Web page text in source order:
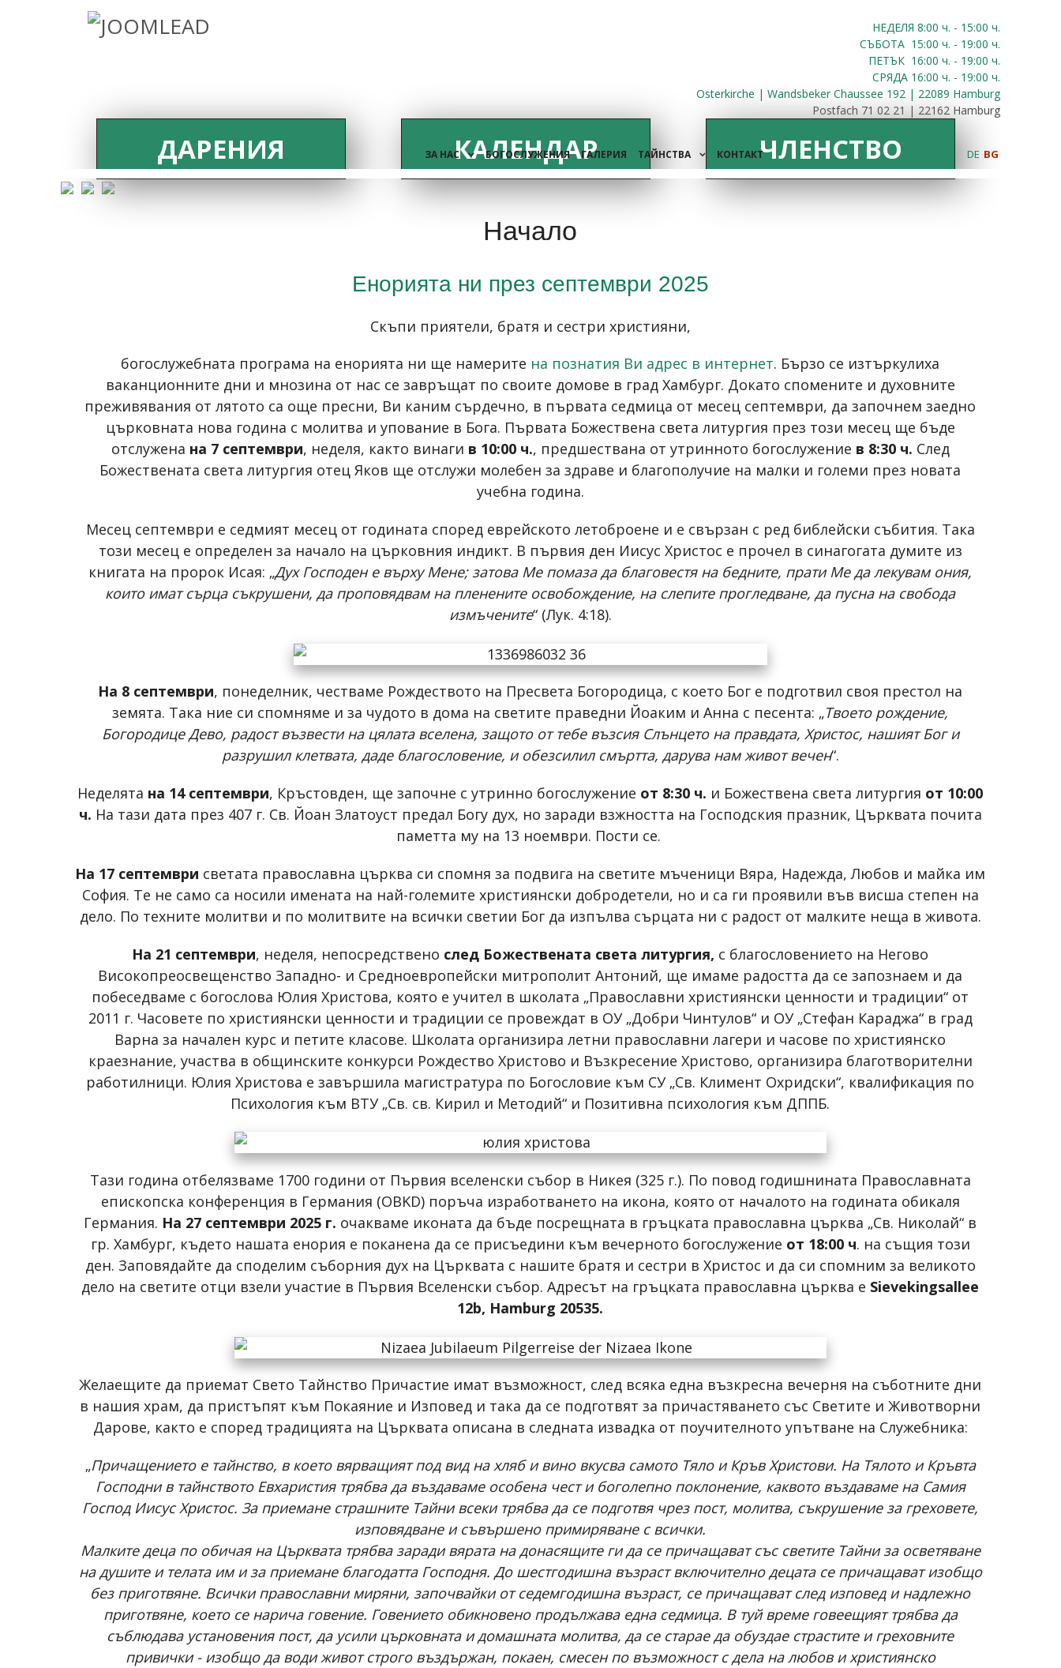
НЕДЕЛЯ 8:00 ч. - 15:00 ч.
СЪБОТА 15:00 ч. - 19:00 ч.
ПЕТЪК 16:00 ч. - 19:00 ч.
СРЯДА 16:00 ч. - 19:00 ч.
Osterkirche | Wandsbeker Chaussee 192 | 22089 Hamburg
Postfach 71 02 21 | 22162 Hamburg
ЗА НАС БОГОСЛУЖЕНИЯ ГАЛЕРИЯ ТАЙНСТВА КОНТАКТ DE BG
ДАРЕНИЯ КАЛЕНДАР ЧЛЕНСТВО
Начало
Енорията ни през септември 2025
Скъпи приятели, братя и сестри християни,
богослужебната програма на енорията ни ще намерите на познатия Ви адрес в интернет. Бързо се изтъркулиха
ваканционните дни и мнозина от нас се завръщат по своите домове в град Хамбург. Докато спомените и духовните
преживявания от лятото са още пресни, Ви каним сърдечно, в първата седмица от месец септември, да започнем заедно
църковната нова година с молитва и упование в Бога. Първата Божествена света литургия през този месец ще бъде
отслужена на 7 септември, неделя, както винаги в 10:00 ч., предшествана от утринното богослужение в 8:30 ч. След
Божествената света литургия отец Яков ще отслужи молебен за здраве и благополучие на малки и големи през новата
учебна година.
Месец септември е седмият месец от годината според еврейското летоброене и е свързан с ред библейски събития. Така
този месец е определен за начало на църковния индикт. В първия ден Иисус Христос е прочел в синагогата думите из
книгата на пророк Исая: „Дух Господен е върху Мене; затова Ме помаза да благовестя на бедните, прати Ме да лекувам ония,
които имат сърца съкрушени, да проповядвам на пленените освобождение, на слепите прогледване, да пусна на свобода
измъчените“ (Лук. 4:18).
На 8 септември, понеделник, честваме Рождеството на Пресвета Богородица, с което Бог е подготвил своя престол на
земята. Така ние си спомняме и за чудото в дома на светите праведни Йоаким и Анна с песента: „Твоето рождение,
Богородице Дево, радост възвести на цялата вселена, защото от тебе възсия Слънцето на правдата, Христос, нашият Бог и
разрушил клетвата, даде благословение, и обезсилил смъртта, дарува нам живот вечен“.
Неделята на 14 септември, Кръстовден, ще започне с утринно богослужение от 8:30 ч. и Божествена света литургия от 10:00
ч. На тази дата през 407 г. Св. Йоан Златоуст предал Богу дух, но заради взжността на Господския празник, Църквата почита
паметта му на 13 ноември. Пости се.
На 17 септември светата православна църква си спомня за подвига на светите мъченици Вяра, Надежда, Любов и майка им
София. Те не само са носили имената на най-големите християнски добродетели, но и са ги проявили във висша степен на
дело. По техните молитви и по молитвите на всички светии Бог да изпълва сърцата ни с радост от малките неща в живота.
На 21 септември, неделя, непосредствено след Божествената света литургия, с благословението на Негово
Високопреосвещенство Западно- и Средноевропейски митрополит Антоний, ще имаме радостта да се запознаем и да
побеседваме с богослова Юлия Христова, която е учител в школата „Православни християнски ценности и традиции“ от
2011 г. Часовете по християнски ценности и традиции се провеждат в ОУ „Добри Чинтулов“ и ОУ „Стефан Караджа“ в град
Варна за начален курс и петите класове. Школата организира летни православни лагери и часове по християнско
краезнание, участва в общинските конкурси Рождество Христово и Възкресение Христово, организира благотворителни
работилници. Юлия Христова е завършила магистратура по Богословие към СУ „Св. Климент Охридски“, квалификация по
Психология към ВТУ „Св. св. Кирил и Методий“ и Позитивна психология към ДППБ.
Тази година отбелязваме 1700 години от Първия вселенски събор в Никея (325 г.). По повод годишнината Православната
епископска конференция в Германия (OBKD) поръча изработването на икона, която от началото на годината обикаля
Германия. На 27 септември 2025 г. очакваме иконата да бъде посрещната в гръцката православна църква „Св. Николай“ в
гр. Хамбург, където нашата енория е поканена да се присъедини към вечерното богослужение от 18:00 ч. на същия този
ден. Заповядайте да споделим съборния дух на Църквата с нашите братя и сестри в Христос и да си спомним за великото
дело на светите отци взели участие в Първия Вселенски събор. Адресът на гръцката православна църква е Sievekingsallee
12b, Hamburg 20535.
Желаещите да приемат Свето Тайнство Причастие имат възможност, след всяка една възкресна вечерня на съботните дни
в нашия храм, да пристъпят към Покаяние и Изповед и така да се подготвят за причастяването със Светите и Животворни
Дарове, както е според традицията на Църквата описана в следната извадка от поучителното упътване на Служебника:
„Причащението е тайнство, в което вярващият под вид на хляб и вино вкусва самото Тяло и Кръв Христови. На Тялото и Кръвта
Господни в тайнството Евхаристия трябва да въздаваме особена чест и боголепно поклонение, каквото въздаваме на Самия
Господ Иисус Христос. За приемане страшните Тайни всеки трябва да се подготвя чрез пост, молитва, съкрушение за греховете,
изповядване и съвършено примиряване с всички.
Малките деца по обичая на Църквата трябва заради вярата на донасящите ги да се причащават със светите Тайни за осветяване
на душите и телата им и за приемане благодатта Господня. До шестгодишна възраст включително децата се причащават изобщо
без приготвяне. Всички православни миряни, започвайки от седемгодишна възраст, се причащават след изповед и надлежно
приготвяне, което се нарича говение. Говението обикновено продължава една седмица. В туй време говеещият трябва да
съблюдава установения пост, да усили църковната и домашната молитва, да се старае да обуздае страстите и греховните
привички - изобщо да води живот строго въздържан, покаен, смесен по възможност с дела на любов и християнско